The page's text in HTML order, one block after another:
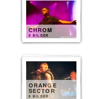
CHROM
8 BILDER
ORANGE
SECTOR
8 BILDER